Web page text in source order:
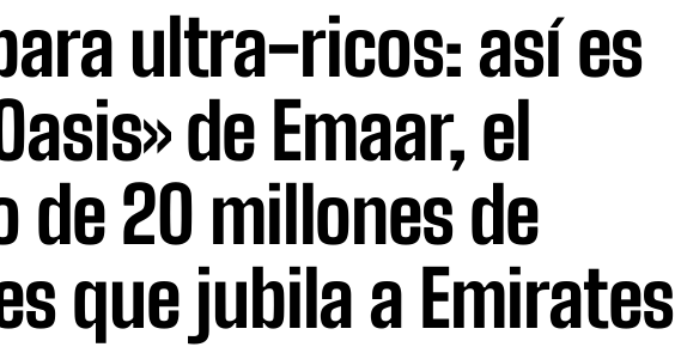
ultra-ricos: así es
de Emaar, el
de 20 millones de
que jubila a Emirates